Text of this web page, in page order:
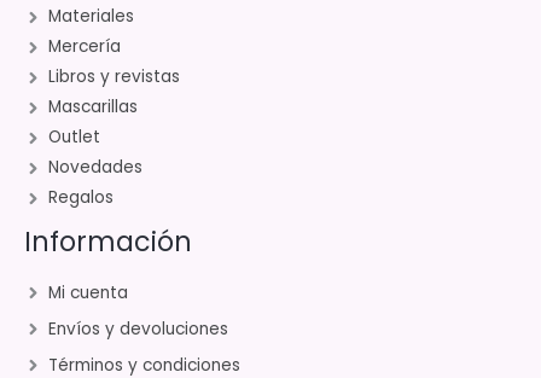
Materiales
Mercería
Libros y revistas
Mascarillas
Outlet
Novedades
Regalos
Información
Mi cuenta
Envíos y devoluciones
Términos y condiciones